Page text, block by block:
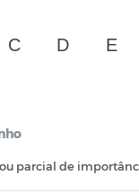
C D E
parcial de